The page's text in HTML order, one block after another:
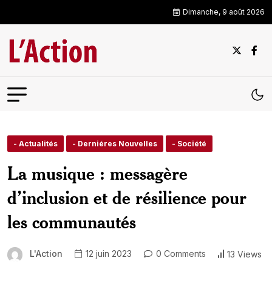
Dimanche, 9 août 2026
- Actualités - Derniéres Nouvelles - Société
La musique : messagère
d’inclusion et de résilience pour
les communautés
L'Action 12 juin 2023 0 Comments 13 Views